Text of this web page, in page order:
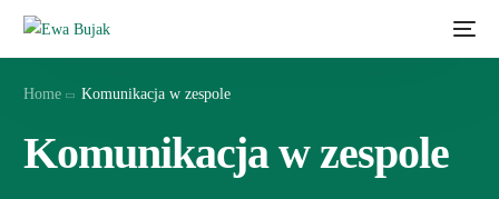
Home Komunikacja w zespole
Komunikacja w zespole